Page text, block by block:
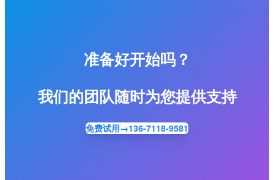
准备好开始吗？
我们的团队随时为您提供支持
免费试用→136-7118-9581